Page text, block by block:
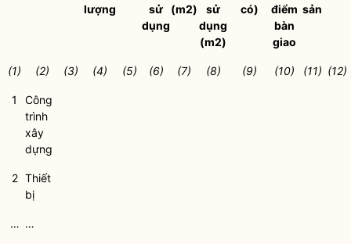
lượng
sử
dụng
(m2)
sử
dụng
(m2)
có)
điểm
bàn
giao
sản
(1) (2) (3) (4) (5) (6) (7) (8) (9) (10) (11) (12)
1
Công
trình
xây
dựng
2 Thiết
bị
… …